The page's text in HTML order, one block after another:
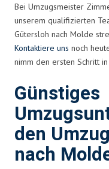
Bei Umzugsmeister
unserem qualifizierten
Gütersloh nach Molde
Kontaktiere uns noch
nimm den ersten Schritt
Günstiges
den
nach